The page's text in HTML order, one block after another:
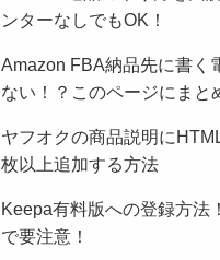
ンターなしでもOK！
Amazon FBA納品先に書く
ない！？このページにまと
ヤフオクの商品説明に
枚以上追加する方法
Keepa有料版への登録方法
で要注意！